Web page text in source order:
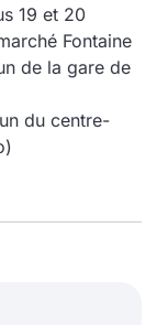
19 et 20
Fontaine
de la gare de
du centre-